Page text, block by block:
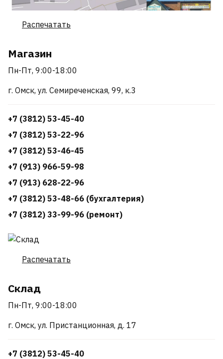
Распечатать
Магазин
Пн-Пт, 9:00-18:00
г. Омск, ул. Семиреченская, 99, к.3
+7 (3812) 53-45-40
+7 (3812) 53-22-96
+7 (3812) 53-46-45
+7 (913) 966-59-98
+7 (913) 628-22-96
+7 (3812) 53-48-66 (бухгалтерия)
+7 (3812) 33-99-96 (ремонт)
Распечатать
Склад
Пн-Пт, 9:00-18:00
г. Омск, ул. Пристанционная, д. 17
+7 (3812) 53-45-40